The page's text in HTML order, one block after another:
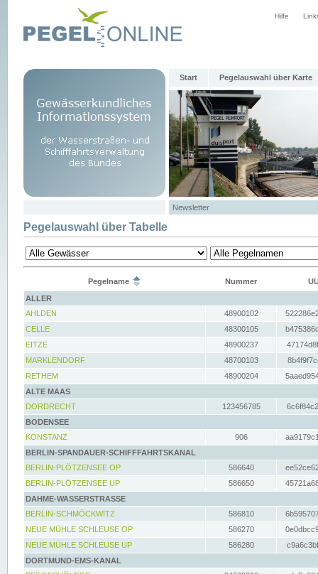
Hilfe
Start Pegelauswahl über Karte
Newsletter
Pegelauswahl über Tabelle
Pegelname Nummer
ALLER
AHLDEN
48900102
CELLE
48300105
EITZE
48900237
MARKLENDORF
48700103
RETHEM
48900204
ALTE MAAS
DORDRECHT
123456785
BODENSEE
KONSTANZ
906
BERLIN-SPANDAUER-SCHIFFFAHRTSKANAL
BERLIN-PLÖTZENSEE OP
586640
BERLIN-PLÖTZENSEE UP
586650
DAHME-WASSERSTRASSE
BERLIN-SCHMÖCKWITZ
586810
NEUE MÜHLE SCHLEUSE OP
586270
NEUE MÜHLE SCHLEUSE UP
586280
DORTMUND-EMS-KANAL